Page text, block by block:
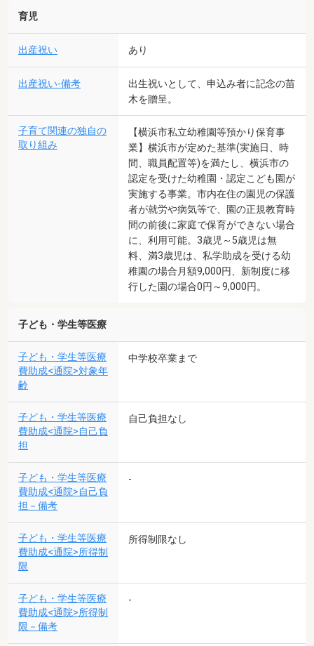
育児
出産祝い あり
出産祝い-備考
出生祝いとして、申込み者に記念の苗
木を贈呈。
子育て関連の独自の
取り組み
【横浜市私立幼稚園等預かり保育事
業】横浜市が定めた基準(実施日、時
間、職員配置等)を満たし、横浜市の
認定を受けた幼稚園・認定こども園が
実施する事業。市内在住の園児の保護
者が就労や病気等で、園の正規教育時
間の前後に家庭で保育ができない場合
に、利用可能。3歳児～5歳児は無
料、満3歳児は、私学助成を受ける幼
稚園の場合月額9,000円、新制度に移
行した園の場合0円～9,000円。
子ども・学生等医療
子ども・学生等医療
費助成<通院>対象年
齢
中学校卒業まで
子ども・学生等医療
費助成<通院>自己負
担
自己負担なし
子ども・学生等医療
費助成<通院>自己負
担－備考
-
子ども・学生等医療
費助成<通院>所得制
限
所得制限なし
子ども・学生等医療
費助成<通院>所得制
限－備考
-